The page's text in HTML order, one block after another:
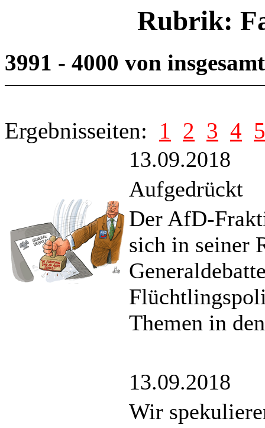
Rubrik:
3991 - 4000 von
Ergebnisseiten: 1 2 3 4 5
13.09.2018
Aufgedrückt
Der AfD-
sich in seiner
Themen in
13.09.2018
Wir